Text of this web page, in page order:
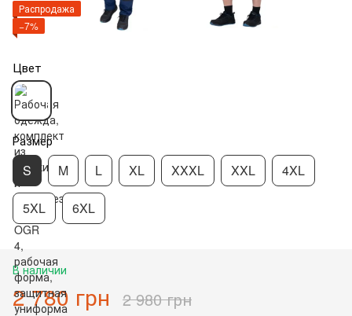
Распродажа
−7%
Цвет
Размер
S M L XL XXXL XXL 4XL
5XL 6XL
В наличии
2 780 грн 2 980 грн